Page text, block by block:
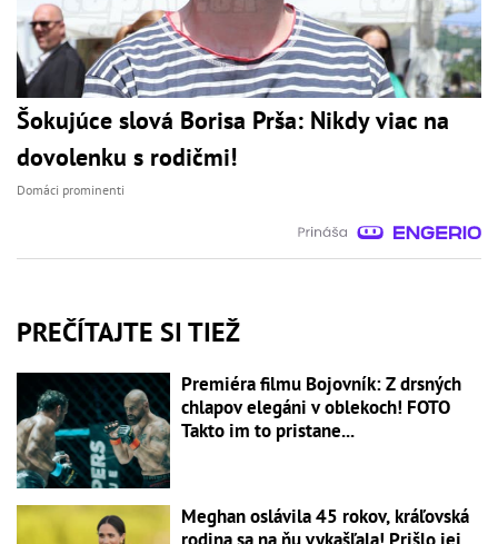
Šokujúce slová Borisa Prša: Nikdy viac na
dovolenku s rodičmi!
Domáci prominenti
PREČÍTAJTE SI TIEŽ
Premiéra filmu Bojovník: Z drsných
chlapov elegáni v oblekoch! FOTO
Takto im to pristane...
Meghan oslávila 45 rokov, kráľovská